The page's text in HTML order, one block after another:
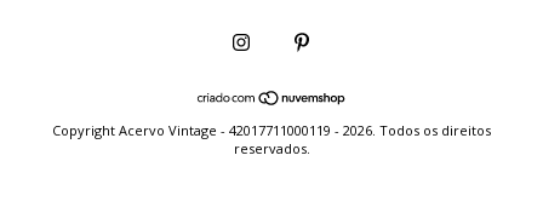
Copyright Acervo Vintage - 42017711000119 - 2026. Todos os direitos
reservados.